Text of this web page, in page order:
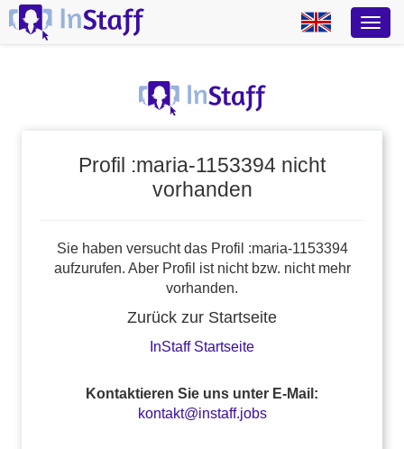
Profil :maria-1153394 nicht
vorhanden
Sie haben versucht das Profil :maria-1153394
aufzurufen. Aber Profil ist nicht bzw. nicht mehr
vorhanden.
Zurück zur Startseite
InStaff Startseite
Kontaktieren Sie uns unter E-Mail:
kontakt@instaff.jobs